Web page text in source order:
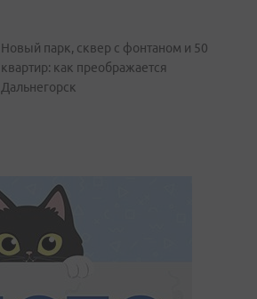
Новый парк, сквер с фонтаном и 50
квартир: как преображается
Дальнегорск